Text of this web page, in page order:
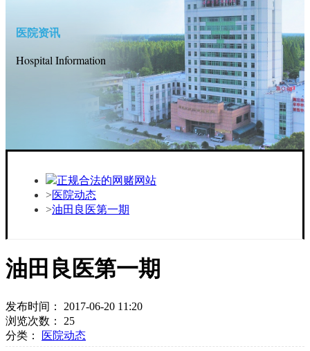
医院资讯
Hospital Information
正规合法的网赌网站
医院动态
油田良医第一期
油田良医第一期
发布时间： 2017-06-20 11:20
浏览次数： 25
分类：
医院动态